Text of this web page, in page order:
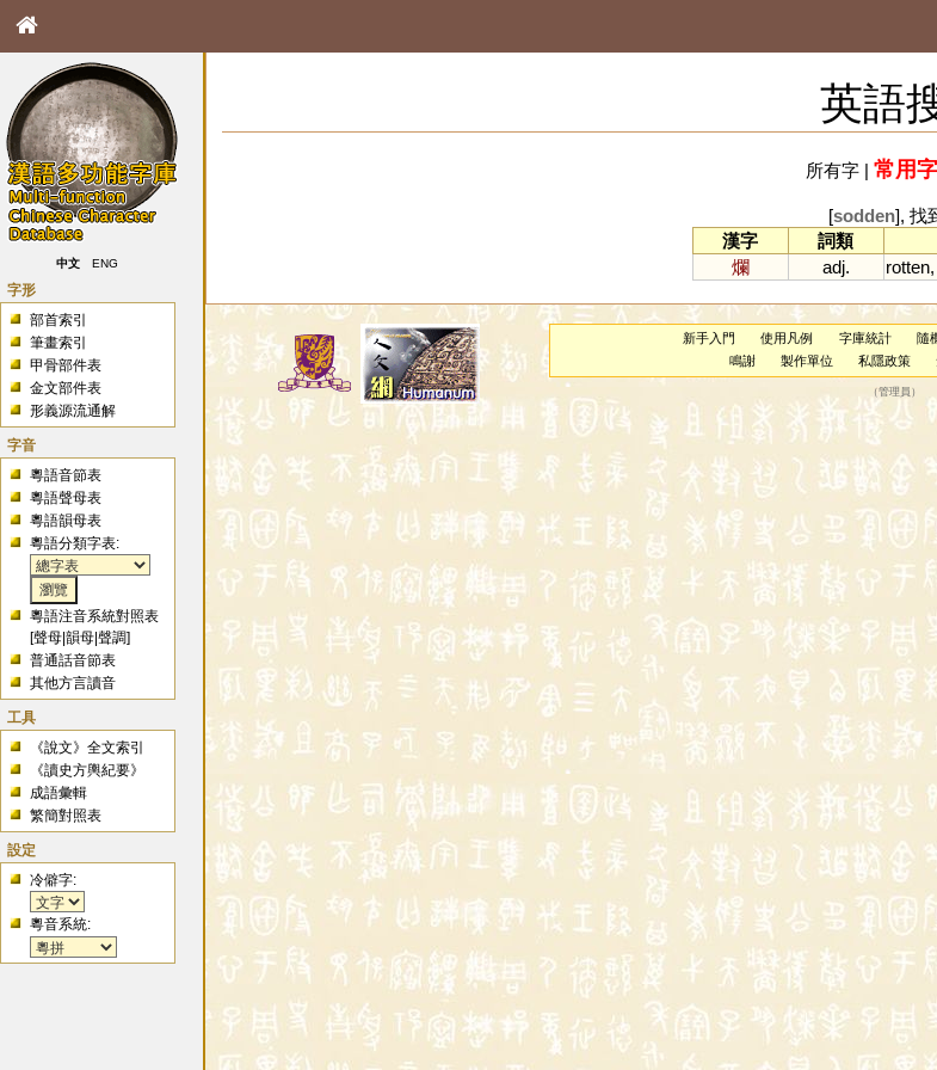
中文 ENG
字形
部首索引
筆畫索引
甲骨部件表
金文部件表
形義源流通解
字音
粵語音節表
粵語聲母表
粵語韻母表
粵語分類字表:
粵語注音系統對照表
[聲母 |韻母 |聲調]
普通話音節表
其他方言讀音
工具
《說文》全文索引
《讀史方輿紀要》
成語彙輯
繁簡對照表
設定
冷僻字:
粵音系統:
英語
所有字| 常用字
[sodden], 找
漢字
詞類
爛
adj. rotten,
新手入門 使用凡例 字庫統計 隨
鳴謝
製作單位 私隱政策
（管理員 ）